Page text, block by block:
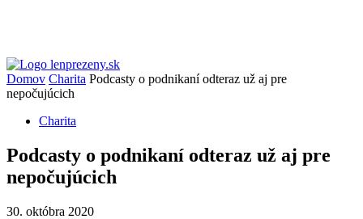
Domov Charita Podcasty o podnikaní odteraz už aj pre
nepočujúcich
Charita
Podcasty o podnikaní odteraz už aj pre
nepočujúcich
30. októbra 2020